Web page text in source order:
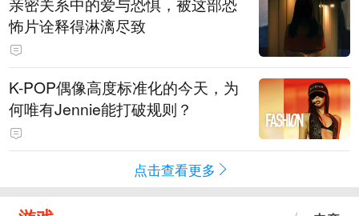
怖片诠释得淋漓尽致
K-POP偶像高度标准化的今天，为
何唯有Jennie能打破规则？
点击查看更多